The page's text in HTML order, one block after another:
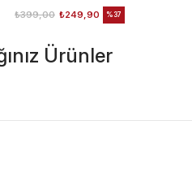
₺249,90
₺399,00 %37
Ürünler